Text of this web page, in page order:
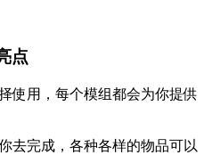
点
使用，每个模组都会为你提供
去完成，各种各样的物品可以